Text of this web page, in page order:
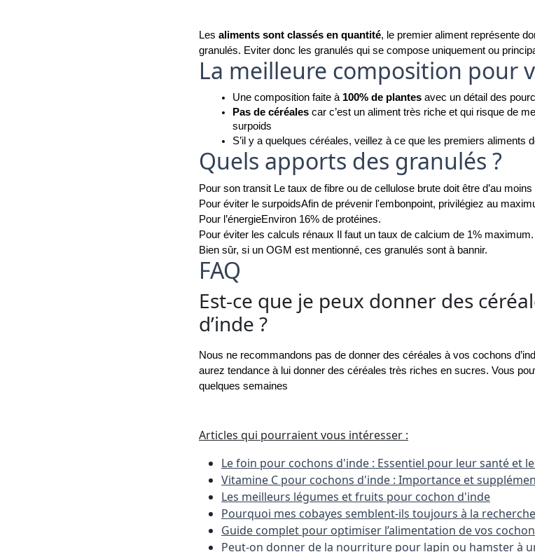
Les aliments sont classés en quantité, le premier aliment représente
granulés. Eviter donc les granulés qui se compose uniquement ou
La meilleure composition pour
Une composition faite à 100% de plantes avec un détail des
Pas de céréales car c’est un aliment très riche et qui risque de
surpoids
S’il y a quelques céréales, veillez à ce que les premiers aliments
Quels apports des granulés ?
Pour son transit Le taux de fibre ou de cellulose brute doit être d’au
Pour éviter le surpoidsAfin de prévenir l'embonpoint, privilégiez au
Pour l’énergieEnviron 16% de protéines.
Pour éviter les calculs rénaux
Il faut un taux de calcium de 1% maximum.
Bien sûr, si un OGM est mentionné, ces granulés sont à bannir.
FAQ
Est-ce que je peux donner des
d’inde ?
Nous ne recommandons pas de donner des céréales à vos cochons
aurez tendance à lui donner des céréales très riches en sucres. Vous
quelques semaines
Articles qui pourraient vous intéresser :
Le foin pour cochons d'inde : Essentiel pour leur santé et
Vitamine C pour cochons d'inde : Importance et
Les meilleurs légumes et fruits pour cochon d'inde
Pourquoi mes cobayes semblent-ils toujours à la
Guide complet pour optimiser l’alimentation de vos
Peut-on donner de la nourriture pour lapin ou hamster à